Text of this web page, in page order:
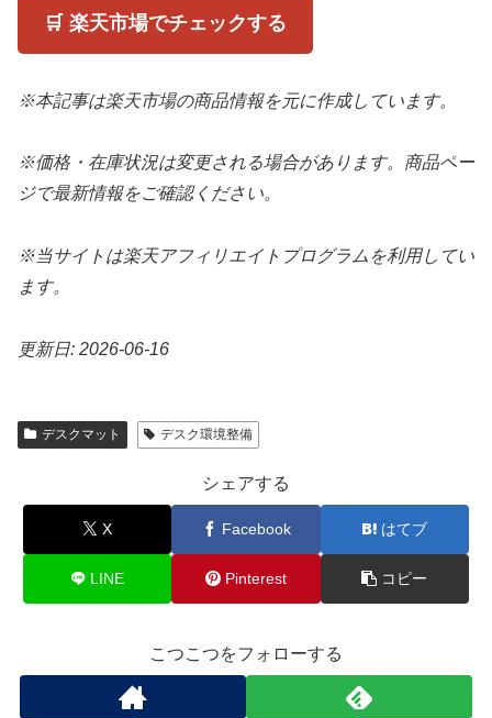
🛒 楽天市場でチェックする
※本記事は楽天市場の商品情報を元に作成しています。
※価格・在庫状況は変更される場合があります。商品ペー
ジで最新情報をご確認ください。
※当サイトは楽天アフィリエイトプログラムを利用してい
ます。
更新日: 2026-06-16
デスクマット デスク環境整備
シェアする
X Facebook はてブ
LINE Pinterest コピー
こつこつをフォローする